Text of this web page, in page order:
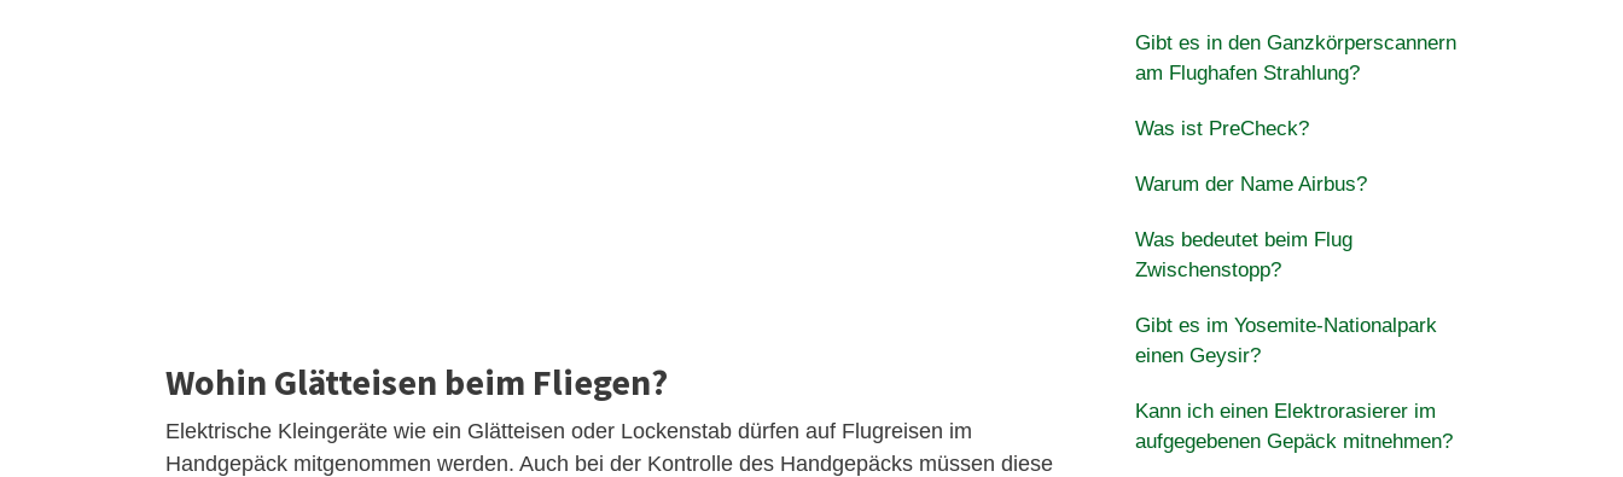
Wohin Glätteisen beim Fliegen?
Elektrische Kleingeräte wie ein Glätteisen oder Lockenstab dürfen auf Flugreisen im
Handgepäck mitgenommen werden. Auch bei der Kontrolle des Handgepäcks müssen diese
Gibt es in den Ganzkörperscannern
am Flughafen Strahlung?
Was ist PreCheck?
Warum der Name Airbus?
Was bedeutet beim Flug
Zwischenstopp?
Gibt es im Yosemite-Nationalpark
einen Geysir?
Kann ich einen Elektrorasierer im
aufgegebenen Gepäck mitnehmen?